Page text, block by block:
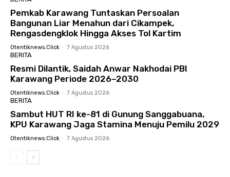
Pemkab Karawang Tuntaskan Persoalan
Bangunan Liar Menahun dari Cikampek,
Rengasdengklok Hingga Akses Tol Kartim
Otentiknews.click - 7 Agustus 2026
BERITA
Resmi Dilantik, Saidah Anwar Nakhodai PBI
Karawang Periode 2026–2030
Otentiknews.click - 7 Agustus 2026
BERITA
Sambut HUT RI ke-81 di Gunung Sanggabuana,
KPU Karawang Jaga Stamina Menuju Pemilu 2029
Otentiknews.click - 7 Agustus 2026